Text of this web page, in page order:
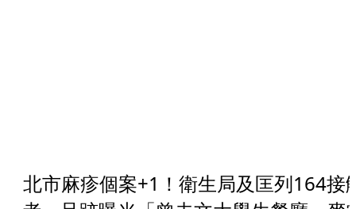
北市麻疹個案+1！衛生局及匡列164接